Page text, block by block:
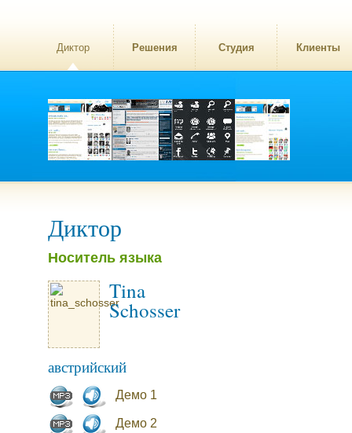
Диктор Решения Студия Клиенты
Диктор
Носитель языка
Tina
Schosser
австрийский
Демо 1
Демо 2